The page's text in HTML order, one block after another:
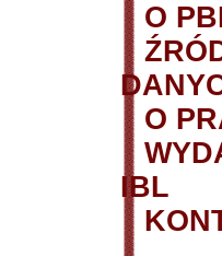
O
O
IBL